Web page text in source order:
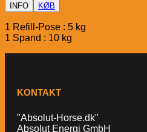
INFO KØB
1 Refill-Pose : 5 kg
1 Spand : 10 kg
KONTAKT
"Absolut-Horse.dk"
Absolut Energi GmbH